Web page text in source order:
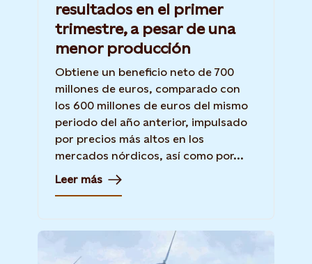
resultados en el primer
trimestre, a pesar de una
menor producción
Obtiene un beneficio neto de 700
millones de euros, comparado con
los 600 millones de euros del mismo
periodo del año anterior, impulsado
por precios más altos en los
mercados nórdicos, así como por...
Leer más